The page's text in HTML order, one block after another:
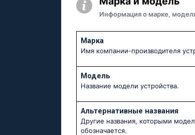
Информация о марке,
Марка
Имя компании-производителя
Модель
Название модели устройства.
Альтернативные названия
Другие названия, которыми
обозначается.